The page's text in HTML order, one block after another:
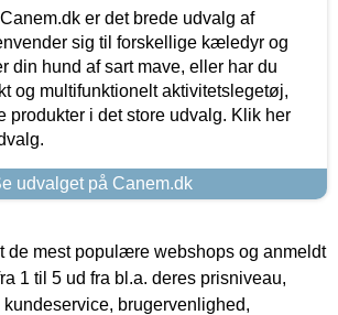
er det brede udvalg af
sig til forskellige kæledyr og
din hund af sart mave, eller har du
og multifunktionelt aktivitetslegetøj,
produkter i det store udvalg. Klik her
udvalget på Canem.dk
de mest populære webshops og anmeldt
1 til 5 ud fra bl.a. deres prisniveau,
brugervenlighed,